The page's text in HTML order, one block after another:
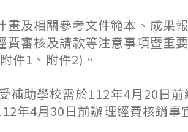
畫及相關參考文件範本、成果
費審核及請款等注意事項暨重
件1、附件2)。
補助學校需於112年4月20日
年4月30日前辦理經費核銷事